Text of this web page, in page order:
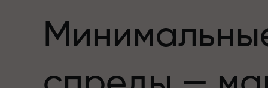
предложениями
Лопрайс привносит элементы драйва